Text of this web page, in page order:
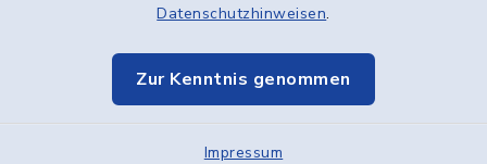
Datenschutzhinweisen.
Zur Kenntnis genommen
Impressum
Elektronische Kommunikation
Sitemap